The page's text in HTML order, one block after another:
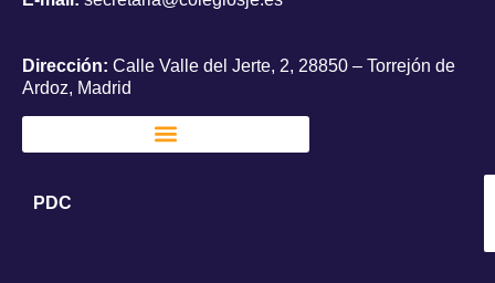
Dirección: Calle Valle del Jerte, 2, 28850 – Torrejón de
Ardoz, Madrid
PDC